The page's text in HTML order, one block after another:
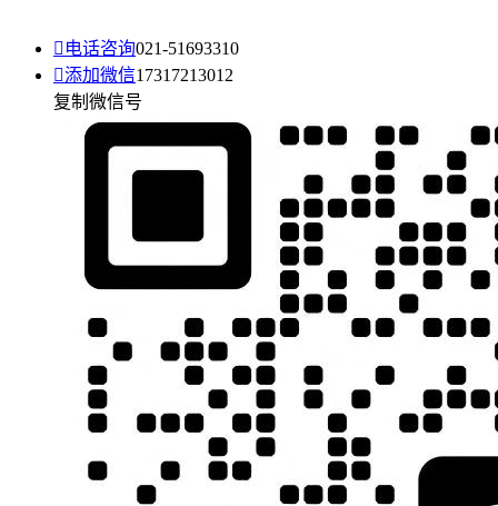
 电话咨询021-51693310
添加微信17317213012
复制微信号